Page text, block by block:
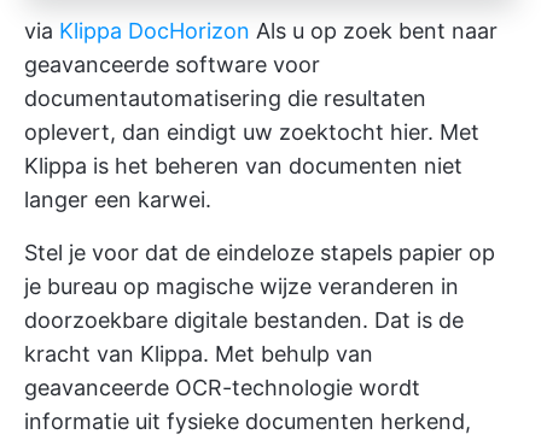
via Klippa DocHorizon Als u op zoek bent naar
geavanceerde software voor
documentautomatisering die resultaten
oplevert, dan eindigt uw zoektocht hier. Met
Klippa is het beheren van documenten niet
langer een karwei.
Stel je voor dat de eindeloze stapels papier op
je bureau op magische wijze veranderen in
doorzoekbare digitale bestanden. Dat is de
kracht van Klippa. Met behulp van
geavanceerde OCR-technologie wordt
informatie uit fysieke documenten herkend,